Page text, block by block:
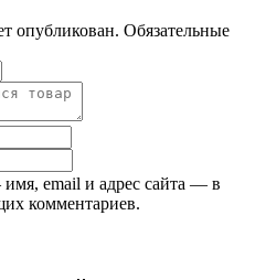
опубликован. Обязательные
email и адрес сайта — в
комментариев.